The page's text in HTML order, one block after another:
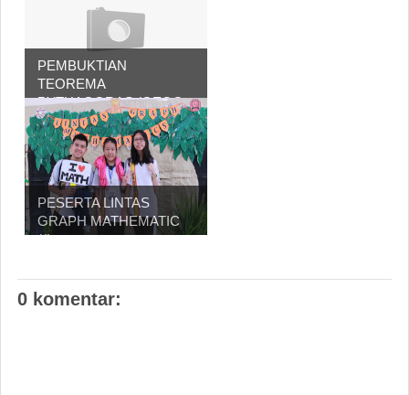
PEMBUKTIAN
TEOREMA
PYTHAGORAS (GEOG...
PESERTA LINTAS
GRAPH MATHEMATIC
((L...
0 komentar: